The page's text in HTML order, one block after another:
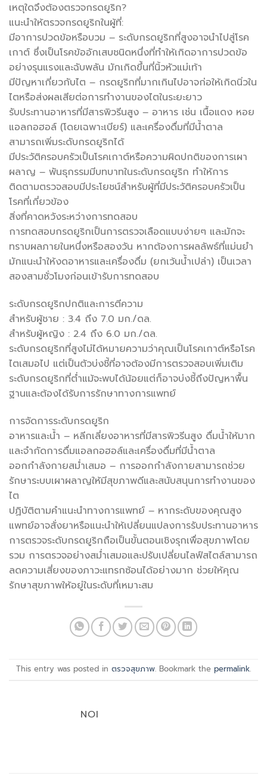
เหตุใดจึงต้องตรวจกรดยูริก?
แนะนำให้ตรวจกรดยูริกในผู้ที่:
มีอาการปวดข้อหรือบวม – ระดับกรดยูริกที่สูงอาจนำไปสู่โรค
เกาต์ ซึ่งเป็นโรคข้ออักเสบชนิดหนึ่งที่ทำให้เกิดอาการปวดข้อ
อย่างรุนแรงและฉับพลัน มักเกิดขึ้นที่นิ้วหัวแม่เท้า
มีปัญหาเกี่ยวกับไต – กรดยูริกที่มากเกินไปอาจก่อให้เกิดนิ่วใน
ไตหรือส่งผลเสียต่อการทำงานของไตในระยะยาว
รับประทานอาหารที่มีสารพิวรีนสูง – อาหาร เช่น เนื้อแดง หอย
แอลกอฮอล์ (โดยเฉพาะเบียร์) และเครื่องดื่มที่มีน้ำตาล
สามารถเพิ่มระดับกรดยูริกได้
มีประวัติครอบครัวเป็นโรคเกาต์หรือความผิดปกติของการเผา
ผลาญ – พันธุกรรมมีบทบาทในระดับกรดยูริก ทำให้การ
ติดตามตรวจสอบมีประโยชน์สำหรับผู้ที่มีประวัติครอบครัวเป็น
โรคที่เกี่ยวข้อง
สิ่งที่คาดหวังระหว่างการทดสอบ
การทดสอบกรดยูริกเป็นการตรวจเลือดแบบง่ายๆ และมักจะ
ทราบผลภายในหนึ่งหรือสองวัน หากต้องการผลลัพธ์ที่แม่นยำ
มักแนะนำให้งดอาหารและเครื่องดื่ม (ยกเว้นน้ำเปล่า) เป็นเวลา
สองสามชั่วโมงก่อนเข้ารับการทดสอบ
ระดับกรดยูริกปกติและการตีความ
สำหรับผู้ชาย : 3.4 ถึง 7.0 มก./ดล.
สำหรับผู้หญิง : 2.4 ถึง 6.0 มก./ดล.
ระดับกรดยูริกที่สูงไม่ได้หมายความว่าคุณเป็นโรคเกาต์หรือโรค
ไตเสมอไป แต่เป็นตัวบ่งชี้ที่อาจต้องมีการตรวจสอบเพิ่มเติม
ระดับกรดยูริกที่ต่ำแม้จะพบได้น้อยแต่ก็อาจบ่งชี้ถึงปัญหาพื้น
ฐานและต้องได้รับการรักษาทางการแพทย์
การจัดการระดับกรดยูริก
อาหารและน้ำ – หลีกเลี่ยงอาหารที่มีสารพิวรีนสูง ดื่มน้ำให้มาก
และจำกัดการดื่มแอลกอฮอล์และเครื่องดื่มที่มีน้ำตาล
ออกกำลังกายสม่ำเสมอ – การออกกำลังกายสามารถช่วย
รักษาระบบเผาผลาญให้มีสุขภาพดีและสนับสนุนการทำงานของ
ไต
ปฏิบัติตามคำแนะนำทางการแพทย์ – หากระดับของคุณสูง
แพทย์อาจสั่งยาหรือแนะนำให้เปลี่ยนแปลงการรับประทานอาหาร
การตรวจระดับกรดยูริกถือเป็นขั้นตอนเชิงรุกเพื่อสุขภาพโดย
รวม การตรวจอย่างสม่ำเสมอและปรับเปลี่ยนไลฟ์สไตล์สามารถ
ลดความเสี่ยงของภาวะแทรกซ้อนได้อย่างมาก ช่วยให้คุณ
รักษาสุขภาพให้อยู่ในระดับที่เหมาะสม
This entry was posted in ตรวจสุขภาพ. Bookmark the permalink.
NOI